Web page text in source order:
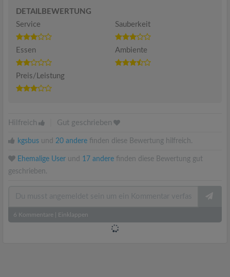
DETAILBEWERTUNG
Service
Sauberkeit
Essen Ambiente
Preis/Leistung
Hilfreich Gut geschrieben
kgsbus und 20 andere finden diese Bewertung hilfreich.
Ehemalige User und 17 andere finden diese Bewertung gut
geschrieben.
6 Kommentare Einklappen